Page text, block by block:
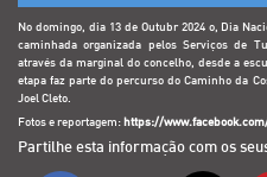
No domingo, dia 13 de Outubr 2024 o, Dia
caminhada organizada pelos Serviços de
através da marginal do concelho, desde a
etapa faz parte do percurso do Caminho da
Joel Cleto.
Fotos e reportagem: https://
Partilhe esta informação com os